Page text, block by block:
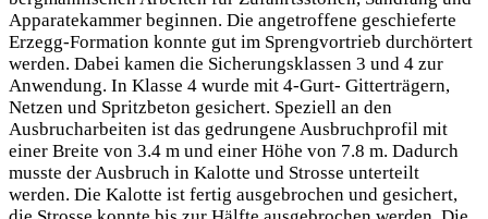
Apparatekammer beginnen. Die angetroffene geschieferte
Erzegg-Formation konnte gut im Sprengvortrieb durchörtert
werden. Dabei kamen die Sicherungsklassen 3 und 4 zur
Anwendung. In Klasse 4 wurde mit 4-Gurt- Gitterträgern,
Netzen und Spritzbeton gesichert. Speziell an den
Ausbrucharbeiten ist das gedrungene Ausbruchprofil mit
einer Breite von 3.4 m und einer Höhe von 7.8 m. Dadurch
musste der Ausbruch in Kalotte und Strosse unterteilt
werden. Die Kalotte ist fertig ausgebrochen und gesichert,